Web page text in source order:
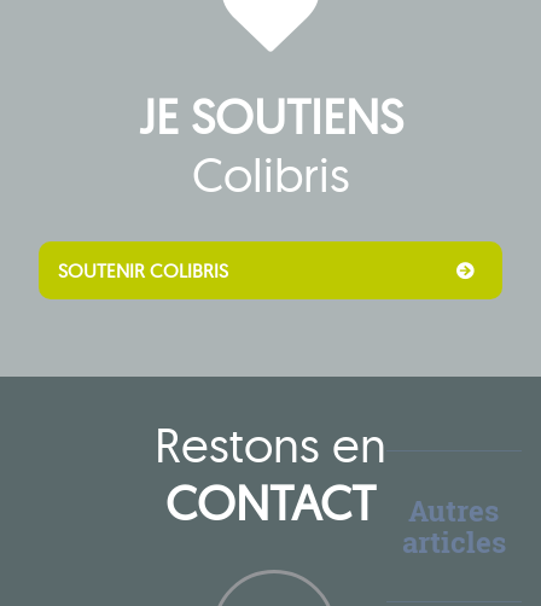
Autres
articles
JE SOUTIENS
Colibris
SOUTENIR COLIBRIS
Restons en
CONTACT